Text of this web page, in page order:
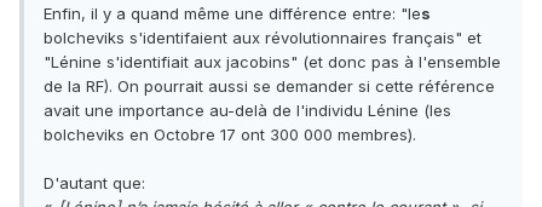
bourgeoisie, se divisaient en girondins et
jacobins. » -Lénine,Deux tactiques de la social-
démocratie dans la révolution démocratique,
1905.
«Les historiens de la bourgeoisie voient dans le
jacobinisme une déchéance. Les historiens du
Enfin, il y a quand même une différence entre: "les
bolcheviks s'identifaient aux révolutionnaires français" et
"Lénine s'identifiait aux jacobins" (et donc pas à l'ensemble
de la RF). On pourrait aussi se demander si cette référence
avait une importance au-delà de l'individu Lénine (les
bolcheviks en Octobre 17 ont 300 000 membres).
D'autant que: